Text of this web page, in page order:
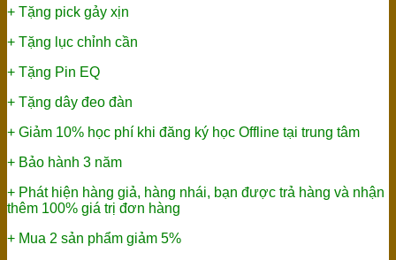
+ Tặng pick gảy xịn
+ Tặng lục chỉnh cần
+ Tặng Pin EQ
+ Tặng dây đeo đàn
+ Giảm 10% học phí khi đăng ký học Offline tại trung tâm
+ Bảo hành 3 năm
+ Phát hiện hàng giả, hàng nhái, bạn được trả hàng và nhận
thêm 100% giá trị đơn hàng
+ Mua 2 sản phẩm giảm 5%